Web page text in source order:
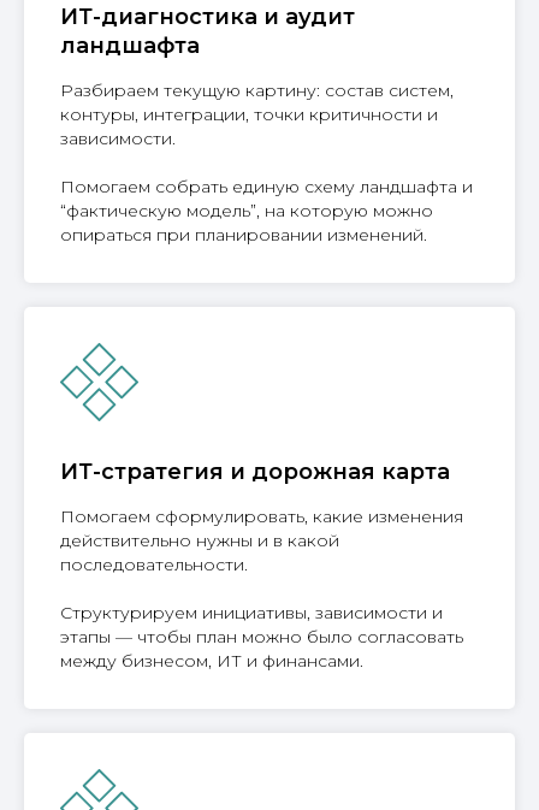
ИТ-диагностика и аудит
ландшафта
Разбираем текущую картину: состав систем,
контуры, интеграции, точки критичности и
зависимости.
Помогаем собрать единую схему ландшафта и
“фактическую модель”, на которую можно
опираться при планировании изменений.
ИТ-стратегия и дорожная карта
Помогаем сформулировать, какие изменения
действительно нужны и в какой
последовательности.
Структурируем инициативы, зависимости и
этапы — чтобы план можно было согласовать
между бизнесом, ИТ и финансами.